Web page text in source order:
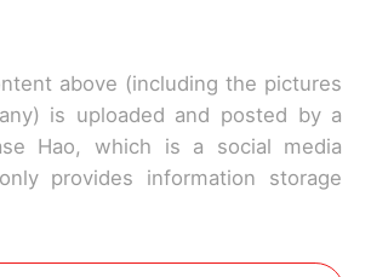
above (including the pictures
is uploaded and posted by a
Hao, which is a social media
provides information storage